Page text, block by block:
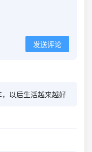
发送评论
以后生活越来越好